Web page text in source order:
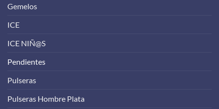
Gemelos
ICE
ICE NIÑ@S
Pendientes
Pulseras
Pulseras Hombre Plata